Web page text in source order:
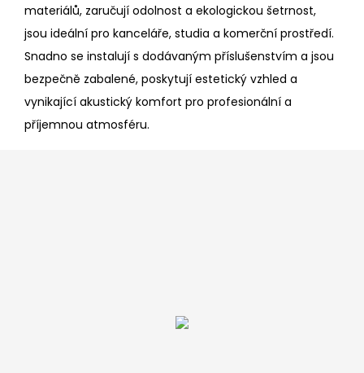
materiálů, zaručují odolnost a ekologickou šetrnost,
jsou ideální pro kanceláře, studia a komerční prostředí.
Snadno se instalují s dodávaným příslušenstvím a jsou
bezpečně zabalené, poskytují estetický vzhled a
vynikající akustický komfort pro profesionální a
příjemnou atmosféru.